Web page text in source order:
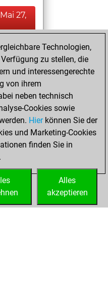
27,
a
of 18
Fritz
Elo
15,
Technologien,
zu stellen, die
und interessengerechte
von ihrem
neben technisch
Cookies sowie
Hierkönnen Sie der
und Marketing-Cookies
finden Sie in
.
Alles
akzeptieren